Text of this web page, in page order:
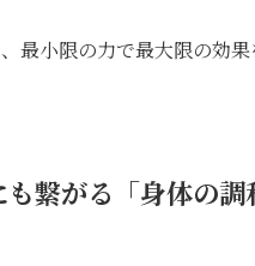
最小限の力で最大限の効
繋がる「身体の調